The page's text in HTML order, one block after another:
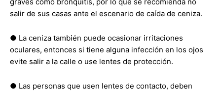
salir de sus casas ante el escenario de caída de ceniza.
● La ceniza también puede ocasionar irritaciones
oculares, entonces si tiene alguna infección en los ojos
evite salir a la calle o use lentes de protección.
● Las personas que usen lentes de contacto, deben